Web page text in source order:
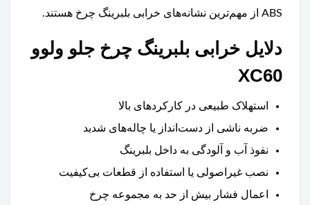
ABS از مهم‌ترین نشانه‌های خرابی بلبرینگ چرخ هستند.
دلایل خرابی بلبرینگ چرخ جلو ولوو
XC60
استهلاک طبیعی در کارکردهای بالا
ضربه ناشی از دست‌انداز یا چاله‌های شدید
نفوذ آب و آلودگی به داخل بلبرینگ
نصب غیراصولی یا استفاده از قطعات بی‌کیفیت
اعمال فشار بیش از حد به مجموعه چرخ